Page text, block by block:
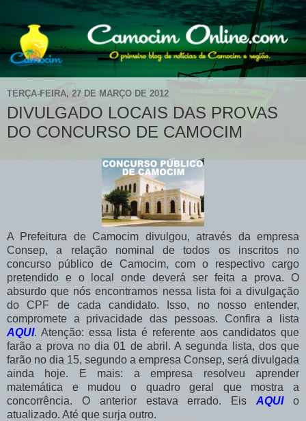
TERÇA-FEIRA, 27 DE MARÇO DE 2012
DIVULGADO LOCAIS DAS PROVAS
DO CONCURSO DE CAMOCIM
A Prefeitura de Camocim divulgou, através da empresa
Consep, a relação nominal de todos os inscritos no
concurso público de Camocim, com o respectivo cargo
pretendido e o local onde deverá ser feita a prova. O
absurdo que nós encontramos nessa lista foi a divulgação
do CPF de cada candidato. Isso, no nosso entender,
compromete a privacidade das pessoas. Confira a lista
AQUI. Atenção: essa lista é referente aos candidatos que
farão a prova no dia 01 de abril. A segunda lista, dos que
farão no dia 15, segundo a empresa Consep, será divulgada
ainda hoje. E mais: a empresa resolveu aprender
matemática e mudou o quadro geral que mostra a
concorrência. O anterior estava errado. EisAQUIo
atualizado. Até que surja outro.